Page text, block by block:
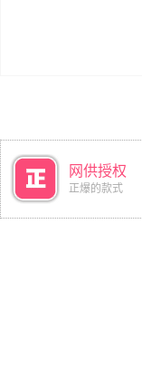
网供授权
正爆的款式